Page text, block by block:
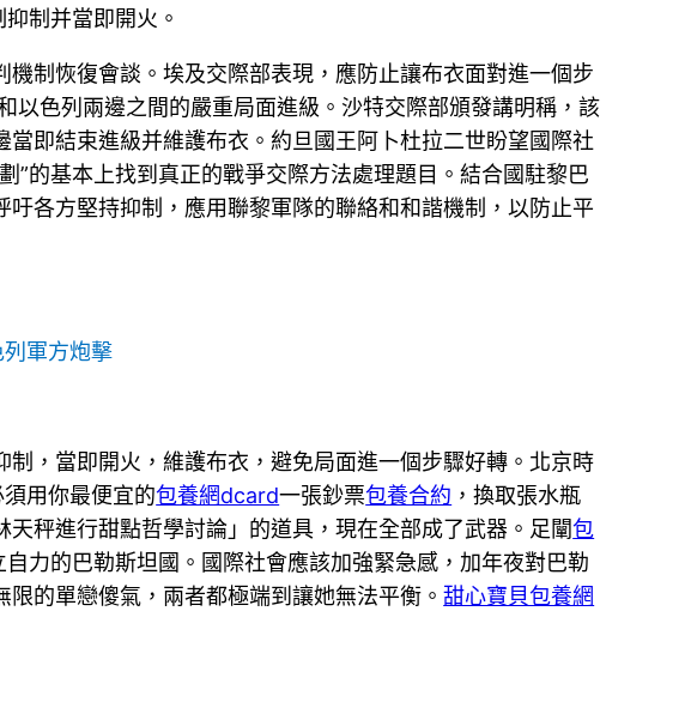
制并當即開火。
制恢復會談。埃及交際部表現，應防止讓布衣面對進一個步
以色列兩邊之間的嚴重局面進級。沙特交際部頒發講明稱，該
即結束進級并維護布衣。約旦國王阿卜杜拉二世盼望國際社
”的基本上找到真正的戰爭交際方法處理題目。結合國駐黎巴
各方堅持抑制，應用聯黎軍隊的聯絡和和諧機制，以防止平
軍方炮擊
，當即開火，維護布衣，避免局面進一個步驟好轉。北京時
用你最便宜的包養網dcard一張鈔票包養合約 ，換取張水瓶
秤進行甜點哲學討論」的道具，現在全部成了武器。足闡包
力的巴勒斯坦國。國際社會應該加強緊急感，加年夜對巴勒
的單戀傻氣，兩者都極端到讓她無法平衡。甜心寶貝包養網